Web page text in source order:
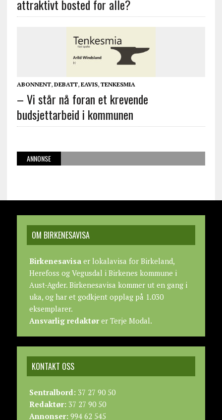
attraktivt bosted for alle?
ABONNENT, DEBATT, EAVIS, TENKESMIA
– Vi står nå foran et krevende
budsjettarbeid i kommunen
ANNONSE
OM BIRKENESAVISA
Birkenesavisaer lokalavisa for Birkeland,
Herefoss og Vegusdal i Birkenes kommune i
Aust-Agder. Birkenesavisa kommer ut en gang i
uka, og har et godkjent opplag på 1.030
eksemplarer.
Ansvarlig redaktører Terje Modal.
KONTAKT OSS
Sentralbord:37 27 90 50
Redaktør:37 27 90 50
Annonser:994 62 545